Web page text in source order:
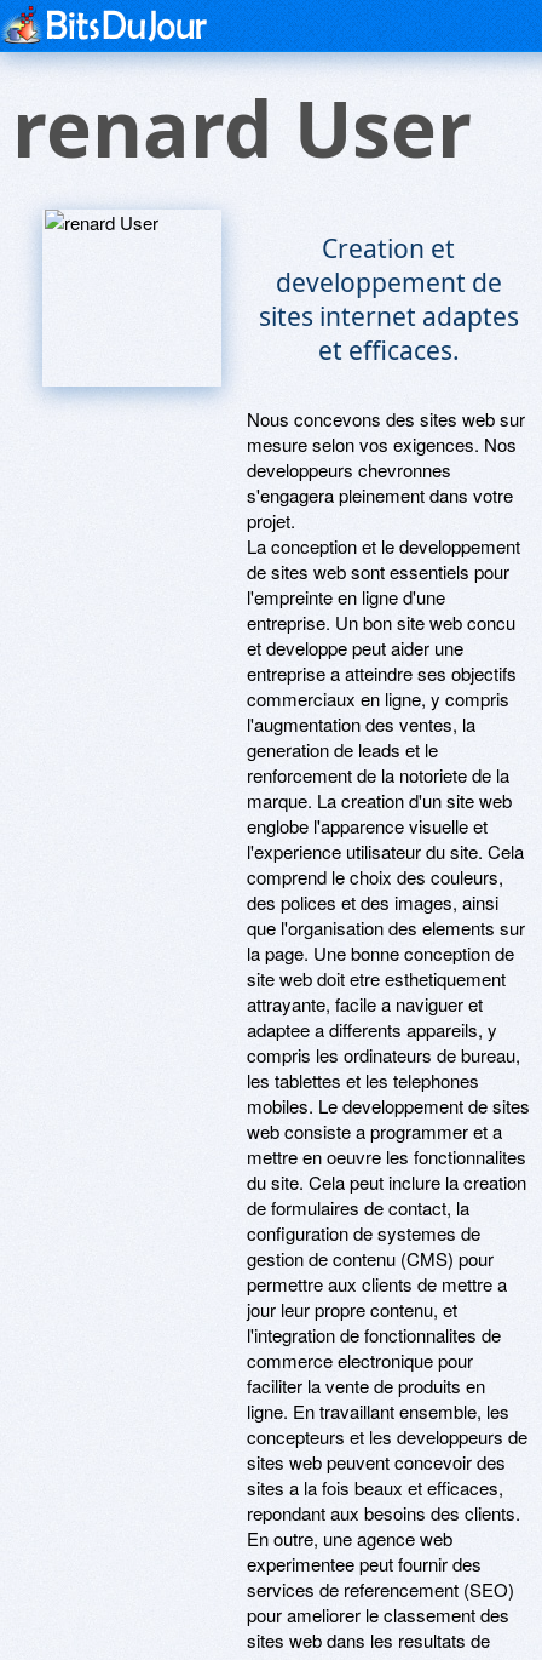
renard User
Creation et
developpement de
sites internet adaptes
et efficaces.
Nous concevons des sites web sur
mesure selon vos exigences. Nos
developpeurs chevronnes
s'engagera pleinement dans votre
projet.
La conception et le developpement
de sites web sont essentiels pour
l'empreinte en ligne d'une
entreprise. Un bon site web concu
et developpe peut aider une
entreprise a atteindre ses objectifs
commerciaux en ligne, y compris
l'augmentation des ventes, la
generation de leads et le
renforcement de la notoriete de la
marque. La creation d'un site web
englobe l'apparence visuelle et
l'experience utilisateur du site. Cela
comprend le choix des couleurs,
des polices et des images, ainsi
que l'organisation des elements sur
la page. Une bonne conception de
site web doit etre esthetiquement
attrayante, facile a naviguer et
adaptee a differents appareils, y
compris les ordinateurs de bureau,
les tablettes et les telephones
mobiles. Le developpement de sites
web consiste a programmer et a
mettre en oeuvre les fonctionnalites
du site. Cela peut inclure la creation
de formulaires de contact, la
configuration de systemes de
gestion de contenu (CMS) pour
permettre aux clients de mettre a
jour leur propre contenu, et
l'integration de fonctionnalites de
commerce electronique pour
faciliter la vente de produits en
ligne. En travaillant ensemble, les
concepteurs et les developpeurs de
sites web peuvent concevoir des
sites a la fois beaux et efficaces,
repondant aux besoins des clients.
En outre, une agence web
experimentee peut fournir des
services de referencement (SEO)
pour ameliorer le classement des
sites web dans les resultats de